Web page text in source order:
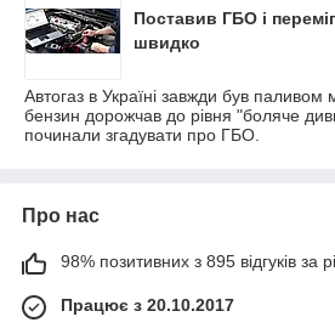
Поставив ГБО і
швидко
Автогаз в Україні завжди був
бензин дорожчав до рівня "боляче
починали згадувати про ГБО.
Про нас
98% позитивних з 895 відгуків за
Працює з 20.10.2017